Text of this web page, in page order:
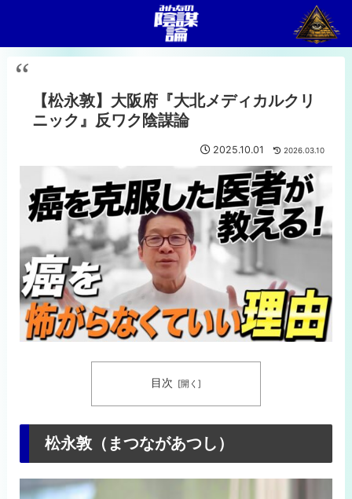
【松永敦】大阪府『大北メディカルクリ
ニック』反ワク陰謀論
2025.10.01 2026.03.10
目次
松永敦（まつながあつし）